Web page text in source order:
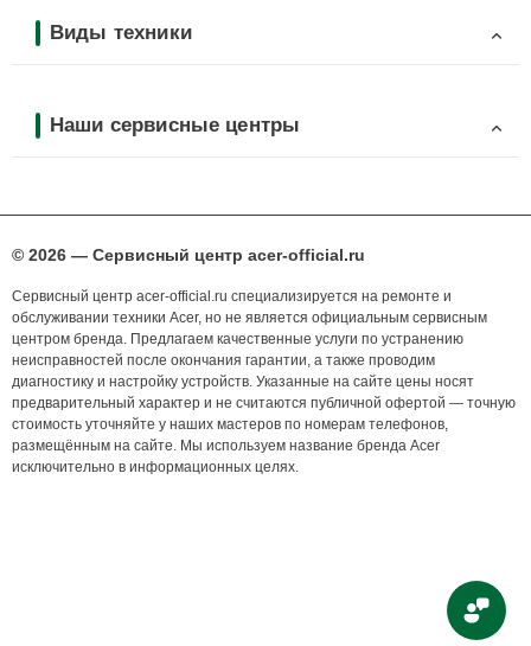
Виды техники
Наши сервисные центры
© 2026 — Сервисный центр acer-official.ru
Сервисный центр acer-official.ru специализируется на ремонте и
обслуживании техники Acer, но не является официальным сервисным
центром бренда. Предлагаем качественные услуги по устранению
неисправностей после окончания гарантии, а также проводим
диагностику и настройку устройств. Указанные на сайте цены носят
предварительный характер и не считаются публичной офертой — точную
стоимость уточняйте у наших мастеров по номерам телефонов,
размещённым на сайте. Мы используем название бренда Acer
исключительно в информационных целях.